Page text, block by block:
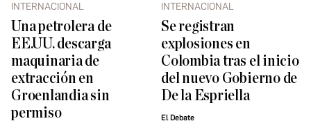
INTERNACIONAL
Una petrolera de
EE.UU. descarga
maquinaria de
extracción en
Groenlandia sin
permiso
INTERNACIONAL
Se registran
explosiones en
Colombia tras el inicio
del nuevo Gobierno de
De la Espriella
El Debate